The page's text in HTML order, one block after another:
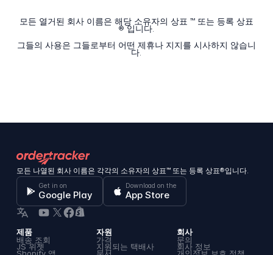
모든 열거된 회사 이름은 해당 소유자의 상표 ™ 또는 등록 상표
® 입니다.
그들의 사용은 그들로부터 어떤 제휴나 지지를 시사하지 않습니
다.
모든 나열된 회사 이름은 각각의 소유자의 상표™ 또는 등록 상표®입니다.
Get in on
Google Play
Download on the
App Store
제품
배송 조회
JS 위젯
Shopify 앱
자원
가격
지원되는 택배사
문서
회사
문의
회사 정보
개인정보 보호 정책